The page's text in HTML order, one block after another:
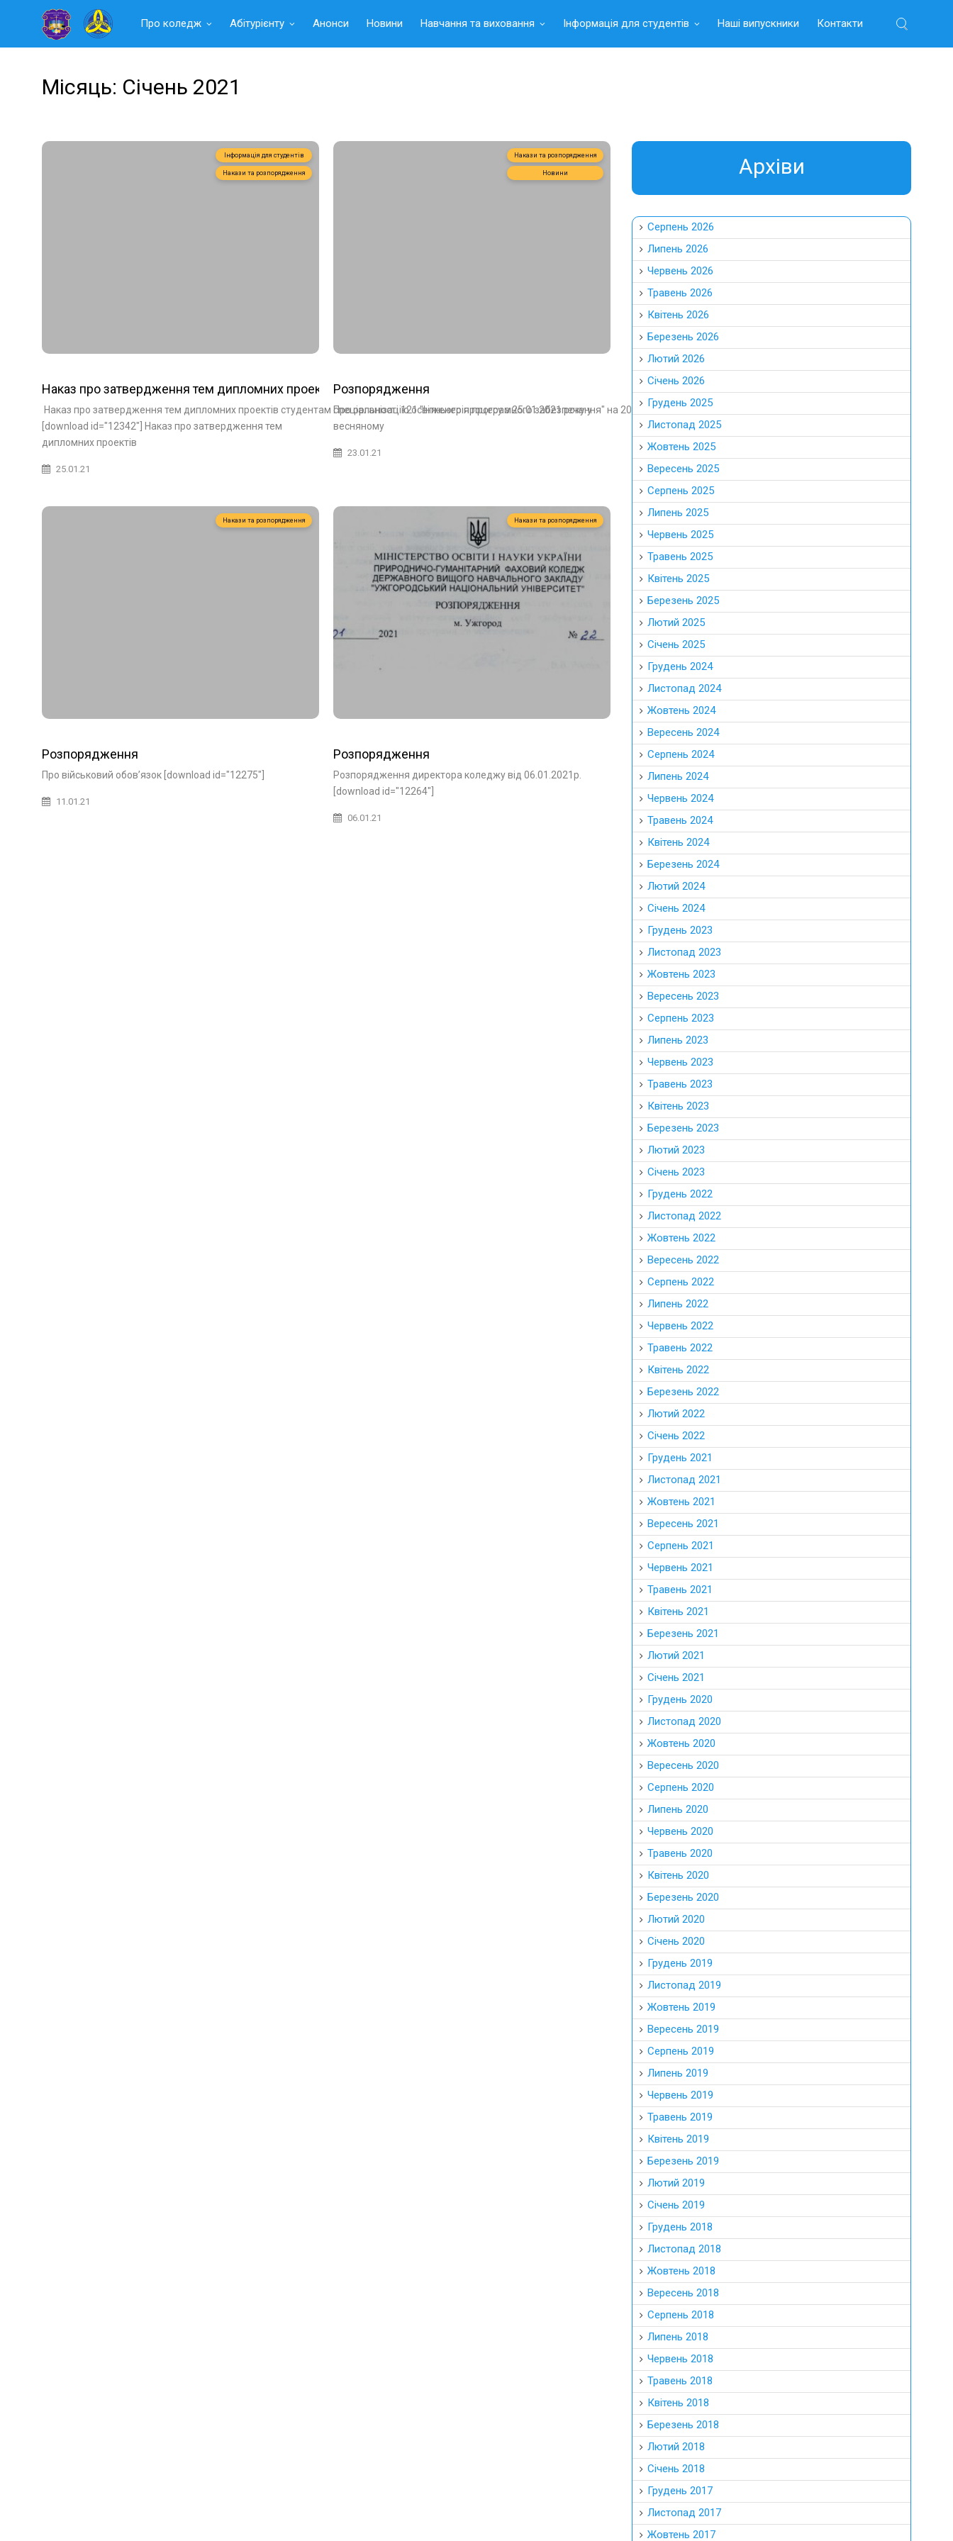
Читать
Про коледж Абітурієнту Анонси Новини Навчання та виховання Інформація для студентів Наші випускники Контакти
Місяць: Січень 2021
Інформація для студентів
Накази та розпорядження
Наказ про затвердження тем дипломних проектів
Наказ про затвердження тем дипломних проектів студентам спеціальності 121 "Інженерія програмного забезпечення" на 2021 рік.
[download id="12342"] Наказ про затвердження тем
дипломних проектів
25.01.21
Накази та розпорядження
Новини
Розпорядження
Про організацію освітнього процесу з 25.01.2021 року у
весняному
23.01.21
Накази та розпорядження
Розпорядження
Про військовий обов’язок [download id="12275"]
11.01.21
Накази та розпорядження
Розпорядження
Розпорядження директора коледжу від 06.01.2021р.
[download id="12264"]
06.01.21
Aрхіви
Серпень 2026
Липень 2026
Червень 2026
Травень 2026
Квітень 2026
Березень 2026
Лютий 2026
Січень 2026
Грудень 2025
Листопад 2025
Жовтень 2025
Вересень 2025
Серпень 2025
Липень 2025
Червень 2025
Травень 2025
Квітень 2025
Березень 2025
Лютий 2025
Січень 2025
Грудень 2024
Листопад 2024
Жовтень 2024
Вересень 2024
Серпень 2024
Липень 2024
Червень 2024
Травень 2024
Квітень 2024
Березень 2024
Лютий 2024
Січень 2024
Грудень 2023
Листопад 2023
Жовтень 2023
Вересень 2023
Серпень 2023
Липень 2023
Червень 2023
Травень 2023
Квітень 2023
Березень 2023
Лютий 2023
Січень 2023
Грудень 2022
Листопад 2022
Жовтень 2022
Вересень 2022
Серпень 2022
Липень 2022
Червень 2022
Травень 2022
Квітень 2022
Березень 2022
Лютий 2022
Січень 2022
Грудень 2021
Листопад 2021
Жовтень 2021
Вересень 2021
Серпень 2021
Червень 2021
Травень 2021
Квітень 2021
Березень 2021
Лютий 2021
Січень 2021
Грудень 2020
Листопад 2020
Жовтень 2020
Вересень 2020
Серпень 2020
Липень 2020
Червень 2020
Травень 2020
Квітень 2020
Березень 2020
Лютий 2020
Січень 2020
Грудень 2019
Листопад 2019
Жовтень 2019
Вересень 2019
Серпень 2019
Липень 2019
Червень 2019
Травень 2019
Квітень 2019
Березень 2019
Лютий 2019
Січень 2019
Грудень 2018
Листопад 2018
Жовтень 2018
Вересень 2018
Серпень 2018
Липень 2018
Червень 2018
Травень 2018
Квітень 2018
Березень 2018
Лютий 2018
Січень 2018
Грудень 2017
Листопад 2017
Жовтень 2017